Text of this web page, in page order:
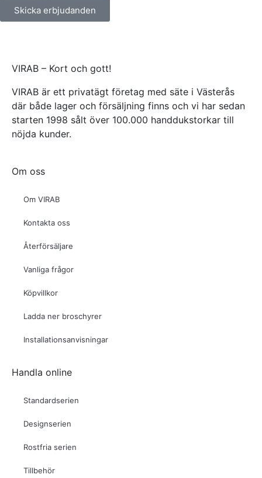
Skicka erbjudanden
VIRAB – Kort och gott!
VIRAB är ett privatägt företag med säte i Västerås
där både lager och försäljning finns och vi har sedan
starten 1998 sålt över 100.000 handdukstorkar till
nöjda kunder.
Om oss
Om VIRAB
Kontakta oss
Återförsäljare
Vanliga frågor
Köpvillkor
Ladda ner broschyrer
Installationsanvisningar
Handla online
Standardserien
Designserien
Rostfria serien
Tillbehör